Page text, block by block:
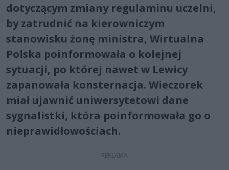
dotyczącym zmiany regulaminu uczelni,
by zatrudnić na kierowniczym
stanowisku żonę ministra, Wirtualna
Polska poinformowała o kolejnej
sytuacji, po której nawet w Lewicy
zapanowała konsternacja. Wieczorek
miał ujawnić uniwersytetowi dane
sygnalistki, która poinformowała go o
nieprawidłowościach.